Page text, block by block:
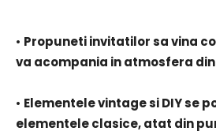
• Propuneti invitatilor sa vina
va acompania in atmosfera din
• Elementele vintage si DIY se
elementele clasice, atat din